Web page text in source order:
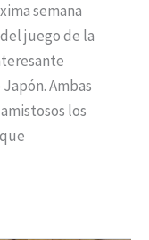
semana
juego de la
Ambas
los